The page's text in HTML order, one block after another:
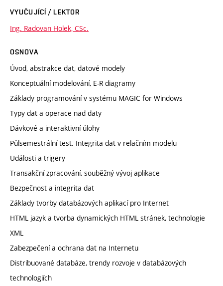
VYUČUJÍCÍ / LEKTOR
Ing. Radovan Holek, CSc.
OSNOVA
Úvod, abstrakce dat, datové modely
Konceptuální modelování, E-R diagramy
Základy programování v systému MAGIC for Windows
Typy dat a operace nad daty
Dávkové a interaktivní úlohy
Půlsemestrální test. Integrita dat v relačním modelu
Události a trigery
Transakční zpracování, souběžný vývoj aplikace
Bezpečnost a integrita dat
Základy tvorby databázových aplikací pro Internet
HTML jazyk a tvorba dynamických HTML stránek, technologie
XML
Zabezpečení a ochrana dat na Internetu
Distribuované databáze, trendy rozvoje v databázových
technologiích